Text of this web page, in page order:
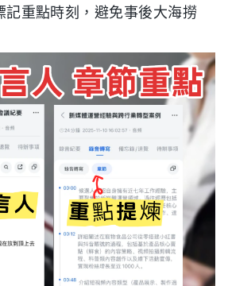
記重點時刻，避免事後大海撈